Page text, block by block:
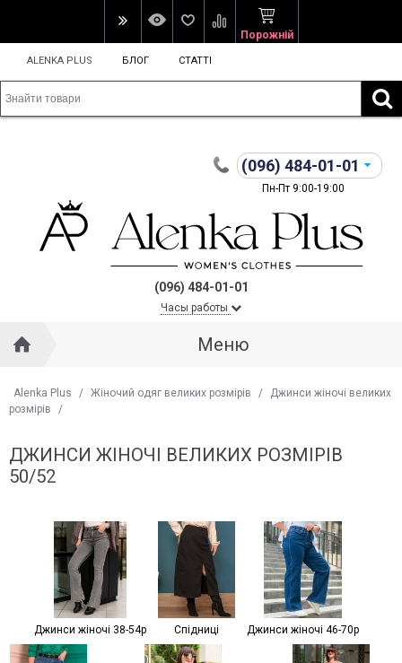
Порожній
ALENKA PLUS БЛОГ СТАТТІ
(096) 484-01-01
Пн-Пт 9:00-19:00
(096) 484-01-01
Часы работы
Меню
Alenka Plus / Жіночий одяг великих розмірів /
Джинси жіночі великих
розмірів
/
ДЖИНСИ ЖІНОЧІ ВЕЛИКИХ РОЗМІРІВ
50/52
Джинси жіночі 38-54р Спідниці Джинси жіночі 46-70р